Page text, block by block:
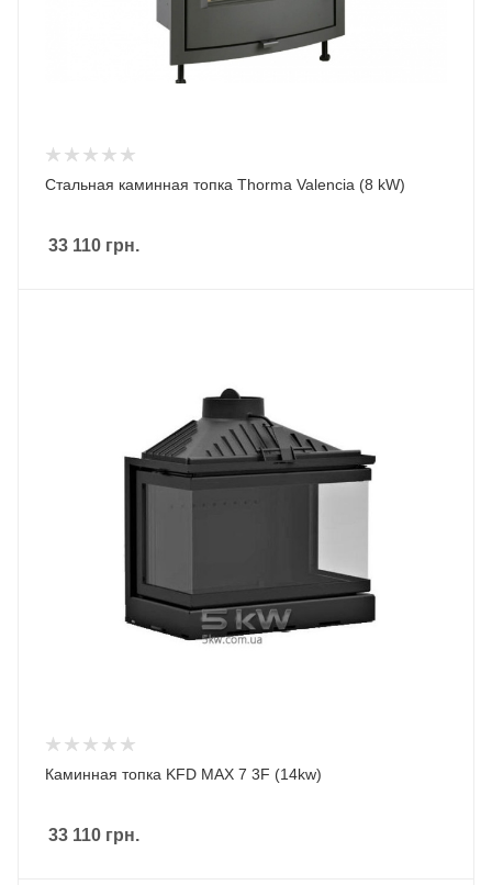
Стальная каминная топка Thorma Valencia (8 kW)
33 110 грн.
Каминная топка KFD MAX 7 3F (14kw)
33 110 грн.